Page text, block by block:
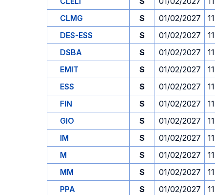
CLMG
S 01/02/2027
DES-ESS
S 01/02/2027
DSBA
S 01/02/2027
EMIT
S 01/02/2027
ESS
S 01/02/2027
FIN
S 01/02/2027
GIO
S 01/02/2027
IM
S 01/02/2027
M
S 01/02/2027
MM
S 01/02/2027
PPA
S 01/02/2027